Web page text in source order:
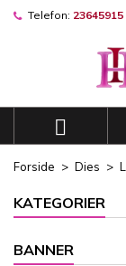
Telefon:

Forside Dies
KATEGORIER
BANNER
Du skal være